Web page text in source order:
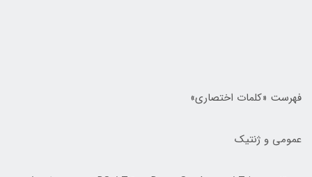
فهرست «کلمات اختصاری»
عمومی و ژنتیک